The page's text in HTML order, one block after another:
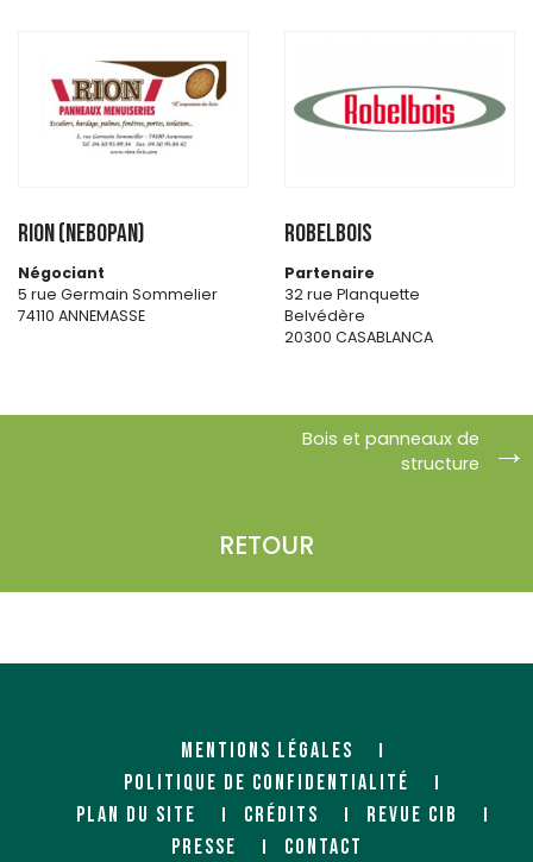
RION (NEBOPAN)
Négociant
5 rue Germain Sommelier
74110 ANNEMASSE
ROBELBOIS
Partenaire
32 rue Planquette
Belvédère
20300 CASABLANCA
Importateur
Négociant
RETOUR
Bois et panneaux de
structure
MENTIONS LÉGALES
POLITIQUE DE CONFIDENTIALITÉ
PLAN DU SITE
CRÉDITS
REVUE CIB
PRESSE
CONTACT